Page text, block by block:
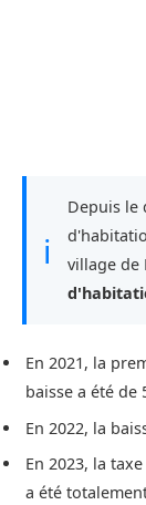
ℹ
Depuis le
village de
En 2021, la
baisse a été de
En 2022, la
En 2023, la
a été